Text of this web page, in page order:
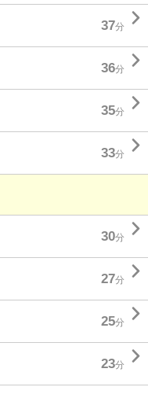
37分 
36分 
35分 
33分 
30分 
27分 
25分 
23分 